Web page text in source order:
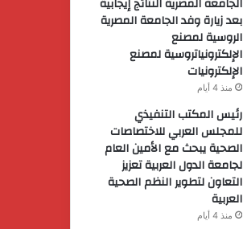
بعد زيارة وفد الجامعة المصرية
الروسية لمصنع
الإلكترونياتروسية لمصنع
الإلكترونيات
منذ 4 أيام
رئيس المكتب التنفيذي
للمجلس العربي للاختصاصات
الصحية يبحث مع الأمين العام
لجامعة الدول العربية تعزيز
التعاون لتطوير النظم الصحية
العربية
منذ 4 أيام